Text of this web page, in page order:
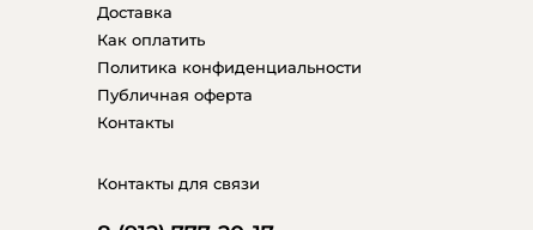
различающиеся по дизайну,
подобрать стулья, идеально
стульев разработан с учетом
наивысшим стандартам качества.
Доставка
Как оплатить
Политика конфиденциальности
Публичная оферта
Контакты
Контакты для связи